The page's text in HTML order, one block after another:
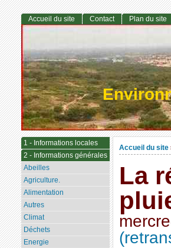
Accueil du site
La
Accueil du site Contact Plan du site
1 - Informations locales
2 - Informations générales
Abeilles
Agriculture.
Alimentation
Autres
Climat
Déchets
Energie